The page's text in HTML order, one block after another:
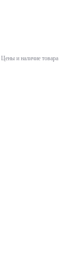
и наличие товара